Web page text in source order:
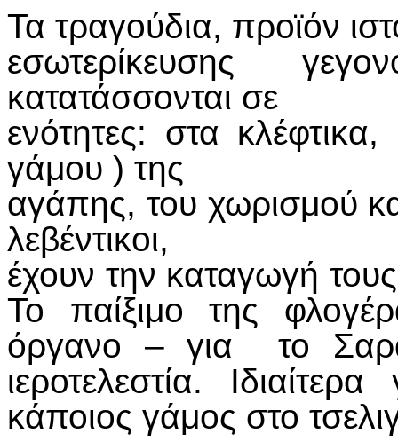
Τα τραγούδια, προϊόν
εσωτερίκευσης
κατατάσσονται σε
ενότητες: στα
γάμου ) της
αγάπης, του χωρισμού
λεβέντικοι,
έχουν την καταγωγή
Το παίξιμο της
όργανο – για το
ιεροτελεστία.
κάποιος γάμος στο